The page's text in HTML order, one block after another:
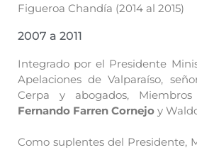
Figueroa Chandía (2014 al 2015)
2007 a 2011
Integrado por el Presidente
Apelaciones de Valparaíso,
Cerpa y abogados, Miembros
Fernando Farren Cornejo y
Como suplentes del Presidente,